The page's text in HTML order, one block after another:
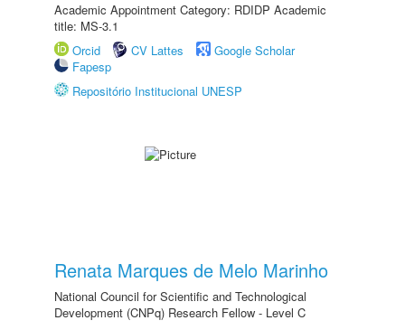
Academic Appointment Category: RDIDP Academic
title: MS-3.1
Orcid
CV Lattes
Google Scholar
Fapesp
Repositório Institucional UNESP
Renata Marques de Melo Marinho
National Council for Scientific and Technological
Development (CNPq) Research Fellow - Level C